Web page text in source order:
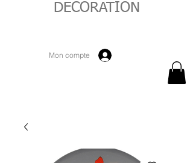
DECORATION
Mon compte